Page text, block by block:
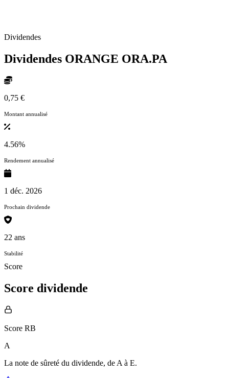
Dividendes
Dividendes ORANGE ORA.PA
0,75 €
Montant annualisé
4.56%
Rendement annualisé
1 déc. 2026
Prochain dividende
22 ans
Stabilité
Score
Score dividende
Score RB
A
La note de sûreté du dividende, de A à E.